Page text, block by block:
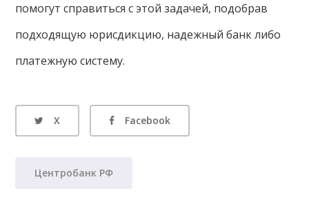
помогут справиться с этой задачей, подобрав
подходящую юрисдикцию, надежный банк либо
платежную систему.
X Facebook
Центробанк РФ